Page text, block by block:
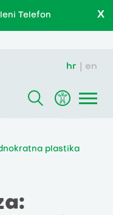
Telefon X
hr en
plastika